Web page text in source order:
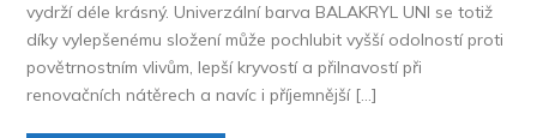
vydrží déle krásný. Univerzální barva BALAKRYL UNI se totiž
díky vylepšenému složení může pochlubit vyšší odolností proti
povětrnostním vlivům, lepší kryvostí a přilnavostí při
renovačních nátěrech a navíc i příjemnější […]